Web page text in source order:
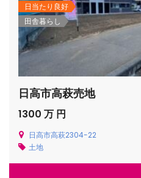
日当たり良好
田舎暮らし
日高市高萩売地
1300 万 円
日高市高萩2304-22
土地
top-